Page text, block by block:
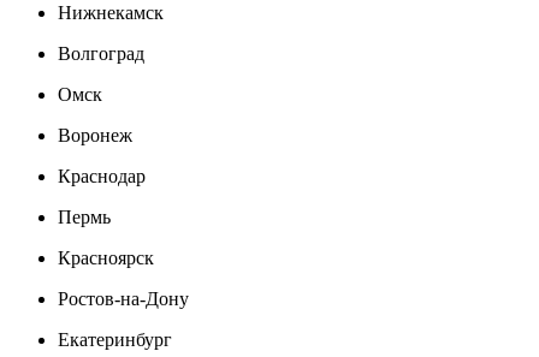
Нижнекамск
Волгоград
Омск
Воронеж
Краснодар
Пермь
Красноярск
Ростов-на-Дону
Екатеринбург